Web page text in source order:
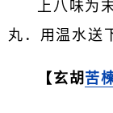
上八味为
丸．用温水送
【玄胡 苦